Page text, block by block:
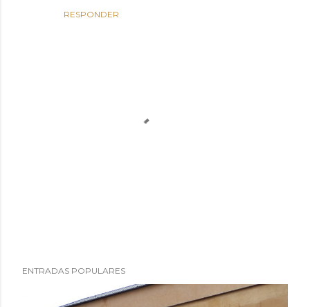
RESPONDER
u
ENTRADAS POPULARES